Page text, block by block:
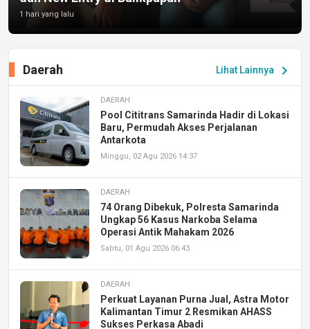
1 hari yang lalu
Lihat Lainnya chevron_right
Daerah
DAERAH
Pool Cititrans Samarinda Hadir di Lokasi
Baru, Permudah Akses Perjalanan
Antarkota
Minggu, 02 Agu 2026 14:37
DAERAH
74 Orang Dibekuk, Polresta Samarinda
Ungkap 56 Kasus Narkoba Selama
Operasi Antik Mahakam 2026
Sabtu, 01 Agu 2026 06:43
DAERAH
Perkuat Layanan Purna Jual, Astra Motor
Kalimantan Timur 2 Resmikan AHASS
Sukses Perkasa Abadi